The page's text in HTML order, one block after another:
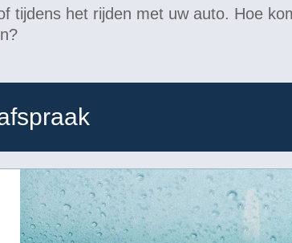
tijdens het rijden met uw auto. Hoe